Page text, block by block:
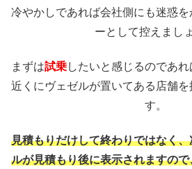
冷やかしであれば会社側にも迷惑
ーとして控えまし
まずは試乗したいと感じるのであれ
近くにヴェゼルが置いてある店舗を
す。
見積もりだけして終わりではなく
ルが見積もり後に表示されますの